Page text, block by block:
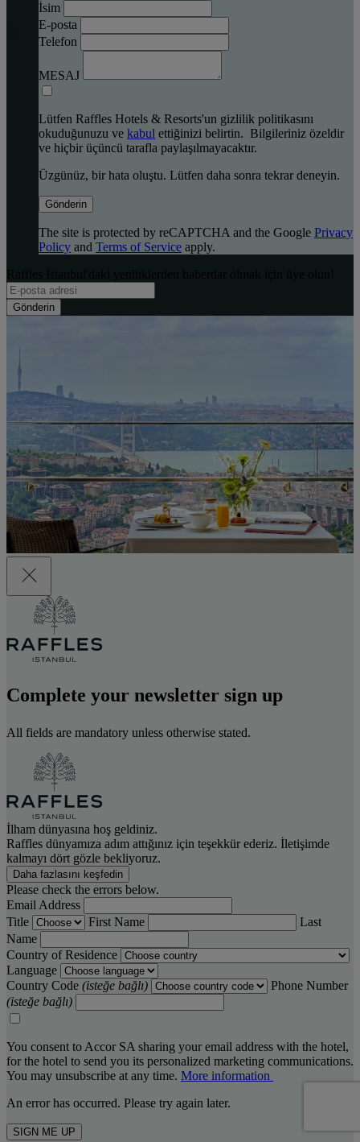
İsim
E-posta
Telefon
MESAJ
Lütfen Raffles Hotels & Resorts'un gizlilik politikasını
okuduğunuzu ve kabul ettiğinizi belirtin. Bilgileriniz özeldir
ve hiçbir üçüncü tarafla paylaşılmayacaktır.
Üzgünüz, bir hata oluştu. Lütfen daha sonra tekrar deneyin.
Gönderin
The site is protected by reCAPTCHA and the Google Privacy
Policy and Terms of Service apply.
Gönderin
Complete your newsletter sign up
All fields are mandatory unless otherwise stated.
İlham dünyasına hoş geldiniz.
Raffles dünyamıza adım attığınız için teşekkür ederiz. İletişimde
kalmayı dört gözle bekliyoruz.
Daha fazlasını keşfedin
Please check the errors below.
Email Address
Title
First Name
Last
Name
Country of Residence
Language
Country Code (isteğe bağlı)
Phone Number
(isteğe bağlı)
You consent to Accor SA sharing your email address with the hotel,
for the hotel to send you its personalized marketing communications.
You may unsubscribe at any time. More information
An error has occurred. Please try again later.
SIGN ME UP